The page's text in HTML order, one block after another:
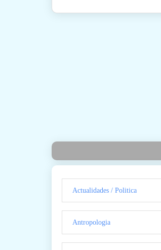
Actualidades / Politica
Antropologia